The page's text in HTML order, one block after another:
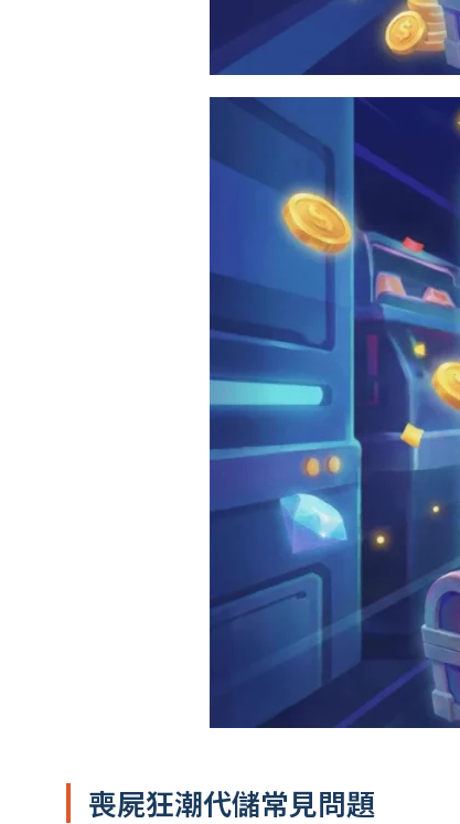
喪屍狂潮代儲常見問題